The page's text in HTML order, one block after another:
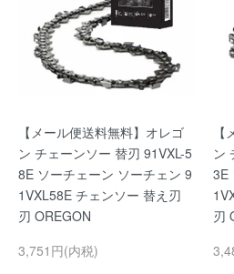
【メール便送料無料】オレゴ
ン チェーンソー 替刃 91VXL-5
8E ソーチェーン ソーチェン 9
1VXL58E チェンソー 替え刃
刃 OREGON
3,751円(内税)
ン
3E
刃